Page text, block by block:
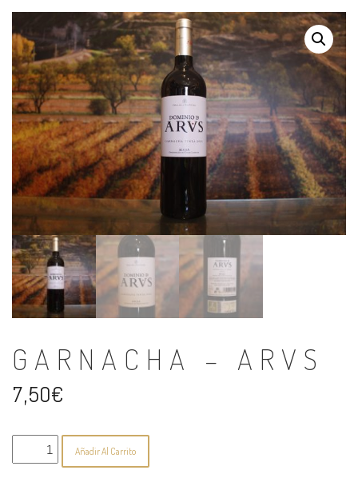
GARNACHA – ARVS
7,50€
Garnacha
-
Añadir Al Carrito